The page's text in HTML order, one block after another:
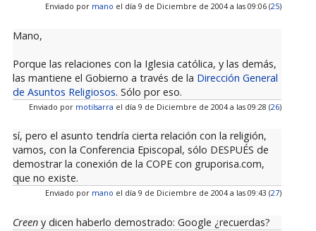
Enviado por mano el día 9 de Diciembre de 2004 a las 09:06 (25)
Mano,
Porque las relaciones con la Iglesia católica, y las demás,
las mantiene el Gobierno a través de la Dirección General
de Asuntos Religiosos. Sólo por eso.
Enviado por motilsarra el día 9 de Diciembre de 2004 a las 09:28 (26)
sí, pero el asunto tendría cierta relación con la religión,
vamos, con la Conferencia Episcopal, sólo DESPUÉS de
demostrar la conexión de la COPE con gruporisa.com,
que no existe.
Enviado por mano el día 9 de Diciembre de 2004 a las 09:43 (27)
Creeny dicen haberlo demostrado: Google ¿recuerdas?